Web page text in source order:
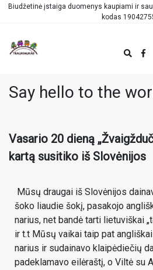
Biudžetinė įstaiga duomenys kaupiami ir
kodas
Say hello to the
Vasario 20 dieną
kartą susitiko iš Slovėnijos
Mūsų draugai iš Slovėnijos
šoko liaudie šokį, pasakojo
narius, net bandė tarti lietuviškai
ir t.t Mūsų vaikai taip pat
narius ir sudainavo klaipėdiečių
padeklamavo eilėraštį, o Viltė su